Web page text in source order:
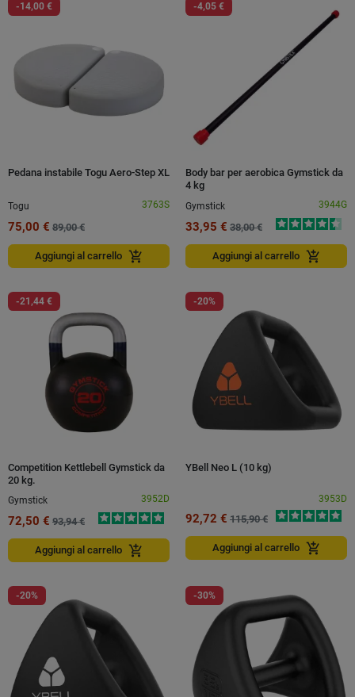
-14,00 €
Pedana instabile Togu Aero-Step XL
Togu 3763S
75,00 € 89,00 €
Aggiungi al carrello add_shopping_cart
-4,05 €
Body bar per aerobica Gymstick da
4 kg
Gymstick
3944G
33,95 € 38,00 €
Aggiungi al carrello add_shopping_cart
-21,44 €
Competition Kettlebell Gymstick da
20 kg.
Gymstick
3952D
72,50 € 93,94 €
Aggiungi al carrello add_shopping_cart
-20%
YBell Neo L (10 kg)
3953D
92,72 € 115,90 €
Aggiungi al carrello add_shopping_cart
-20% -30%